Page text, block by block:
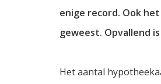
enige record. Ook
geweest. Opvallend
Het aantal